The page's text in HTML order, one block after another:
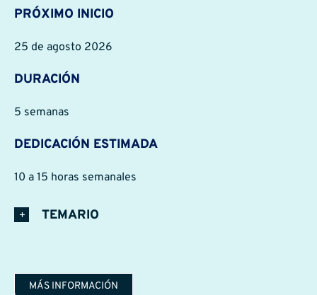
PRÓXIMO INICIO
25 de agosto 2026
DURACIÓN
5 semanas
DEDICACIÓN ESTIMADA
10 a 15 horas semanales
TEMARIO
MÁS INFORMACIÓN